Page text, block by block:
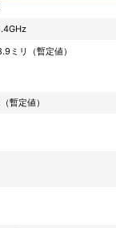
ミリ（暫定値）
暫定値）